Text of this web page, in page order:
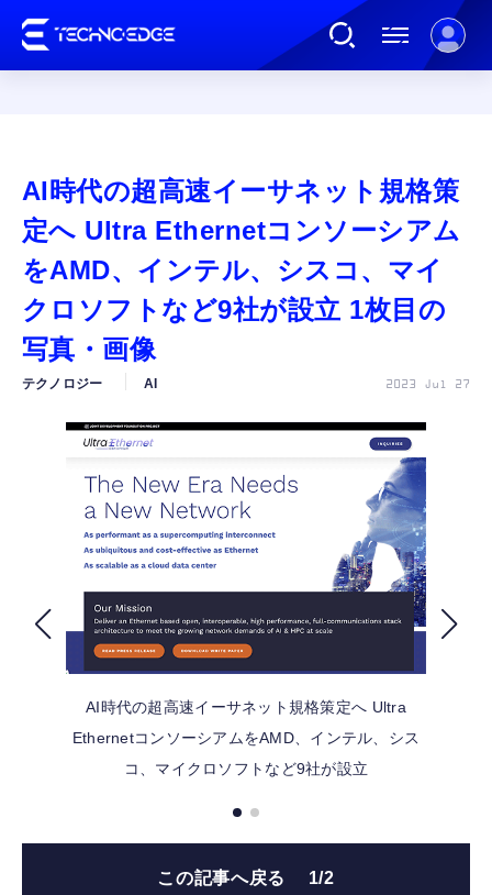
ガジェット
カルチャー
公式ストア
FOLLOW US
AI時代の超高速イーサネット規格策
定へ Ultra Ethernetコンソーシアム
をAMD、インテル、シスコ、マイ
クロソフトなど9社が設立 1枚目の
写真・画像
テクノロジー AI 2023 Jul 27
AI時代の超高速イーサネット規格策定へ Ultra
EthernetコンソーシアムをAMD、インテル、シス
コ、マイクロソフトなど9社が設立
この記事へ戻る 1/2